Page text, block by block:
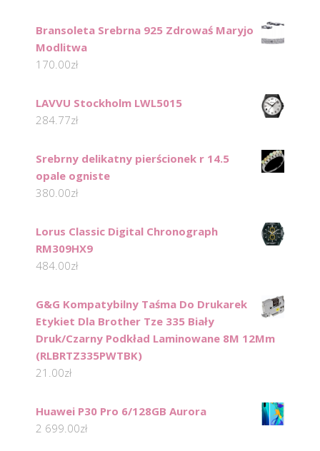
Bransoleta Srebrna 925 Zdrowaś Maryjo
Modlitwa
170.00zł
LAVVU Stockholm LWL5015
284.77zł
Srebrny delikatny pierścionek r 14.5
opale ogniste
380.00zł
Lorus Classic Digital Chronograph
RM309HX9
484.00zł
G&G Kompatybilny Taśma Do Drukarek
Etykiet Dla Brother Tze 335 Biały
Druk/Czarny Podkład Laminowane 8M 12Mm
(RLBRTZ335PWTBK)
21.00zł
Huawei P30 Pro 6/128GB Aurora
2 699.00zł